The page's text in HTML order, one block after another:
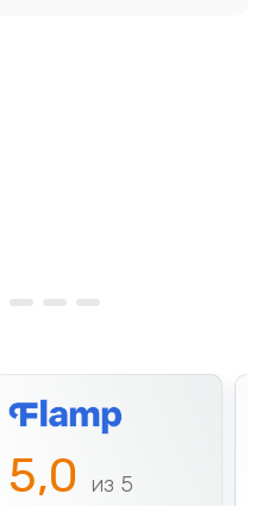
5,0